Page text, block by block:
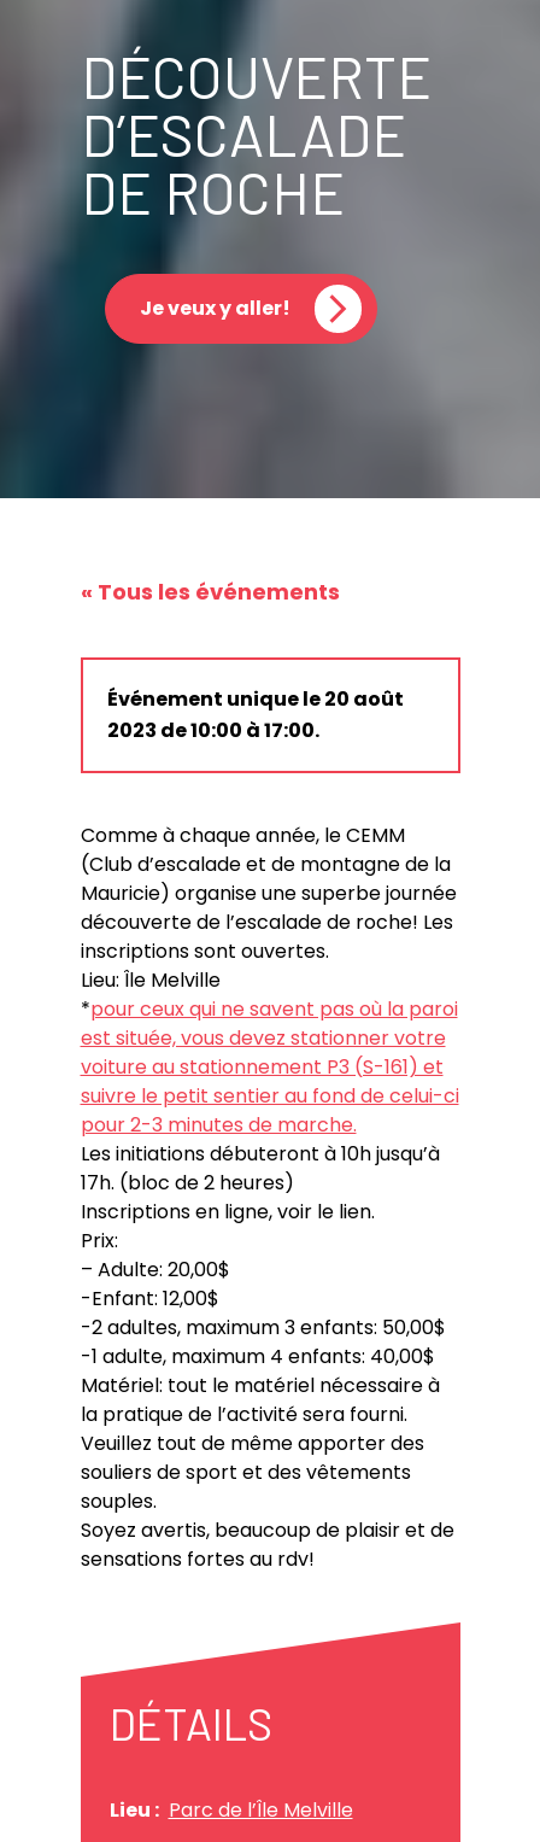
DÉCOUVERTE
D’ESCALADE
DE ROCHE
Je veux y aller!
« Tous les événements
Événement unique le 20 août
2023 de 10:00 à 17:00.
Comme à chaque année, le CEMM
(Club d’escalade et de montagne de la
Mauricie) organise une superbe journée
découverte de l’escalade de roche! Les
inscriptions sont ouvertes.
Lieu: Île Melville
*pour ceux qui ne savent pas où la paroi
est située, vous devez stationner votre
voiture au stationnement P3 (S-161) et
suivre le petit sentier au fond de celui-ci
pour 2-3 minutes de marche.
Les initiations débuteront à 10h jusqu’à
17h. (bloc de 2 heures)
Inscriptions en ligne, voir le lien.
Prix:
– Adulte: 20,00$
-Enfant: 12,00$
-2 adultes, maximum 3 enfants: 50,00$
-1 adulte, maximum 4 enfants: 40,00$
Matériel: tout le matériel nécessaire à
la pratique de l’activité sera fourni.
Veuillez tout de même apporter des
souliers de sport et des vêtements
souples.
Soyez avertis, beaucoup de plaisir et de
sensations fortes au rdv!
DÉTAILS
Lieu : Parc de l’Île Melville